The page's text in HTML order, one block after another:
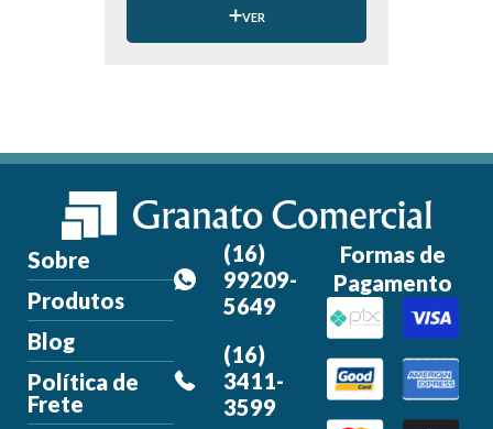
VER
Sobre
Produtos
Blog
Política de
Frete
(16)
99209-
5649
(16)
3411-
3599
Formas de
Pagamento